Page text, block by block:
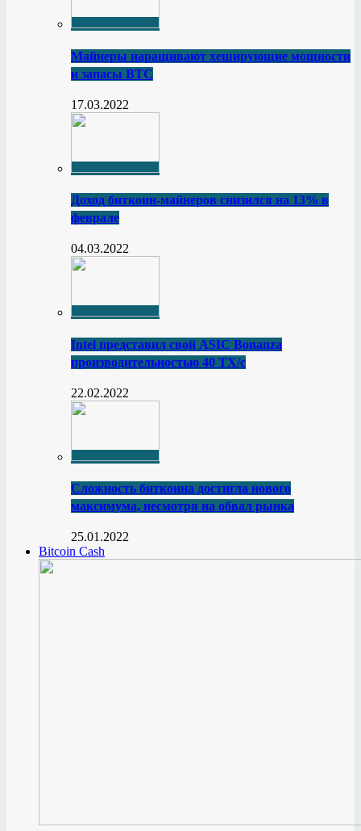
Майнеры наращивают хеширующие мощности
и запасы BTC
17.03.2022
Доход биткоин-майнеров снизился на 13% в
феврале
04.03.2022
Intel представил свой ASIC Bonanza
производительностью 40 ТХ/с
22.02.2022
Сложность биткоина достигла нового
максимума, несмотря на обвал рынка
25.01.2022
Bitcoin Cash